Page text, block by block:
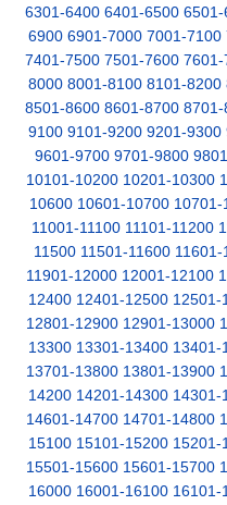
6301-6400 6401-6500 6501-
6900 6901-7000 7001-7100
7401-7500 7501-7600 7601-
8000 8001-8100 8101-8200
8501-8600 8601-8700 8701-
9100 9101-9200 9201-9300
9601-9700 9701-9800
10101-10200 10201-10300
10600 10601-10700 10701-
11001-11100 11101-11200
11500 11501-11600 11601-
11901-12000 12001-12100
12400 12401-12500 12501-
12801-12900 12901-13000
13300 13301-13400 13401-
13701-13800 13801-13900
14200 14201-14300 14301-
14601-14700 14701-14800
15100 15101-15200 15201-
15501-15600 15601-15700
16000 16001-16100 16101-